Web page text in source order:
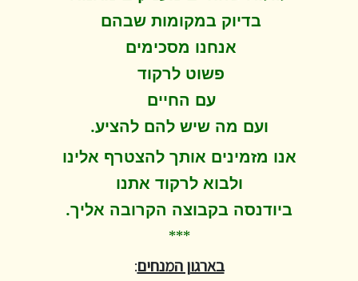
בדיוק במקומות שבהם
אנחנו מסכימים
פשוט לרקוד
עם החיים
ועם מה שיש להם להציע.
אנו מזמינים אותך להצטרף אלינו
ולבוא לרקוד אתנו
ביודנסה בקבוצה הקרובה אליך.
***
בארגון המנחים: